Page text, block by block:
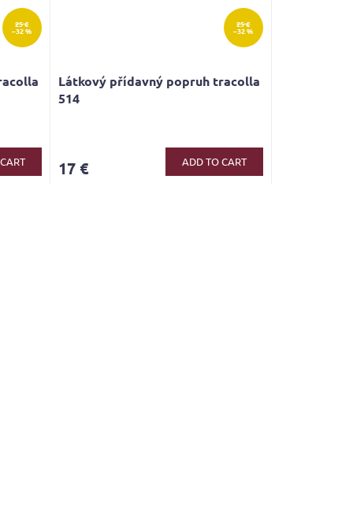
25 €
–32 %
25 €
–32 %
Látkový přídavný popruh tracolla
514
17 € ADD TO CART